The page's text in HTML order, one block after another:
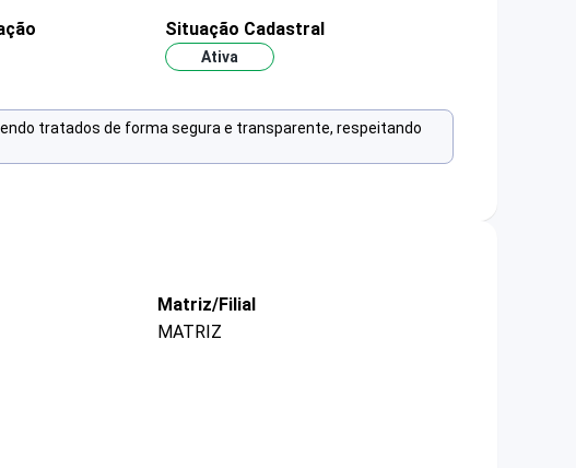
Situação Cadastral
Ativa
tratados de forma segura e transparente, respeitando
Matriz/Filial
MATRIZ